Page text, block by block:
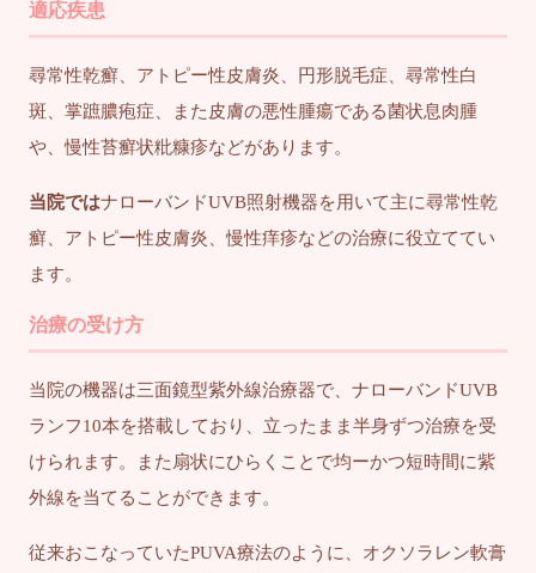
適応疾患
尋常性乾癬、アトピー性皮膚炎、円形脱毛症、尋常性白
斑、掌蹠膿疱症、また皮膚の悪性腫瘍である菌状息肉腫
や、慢性苔癬状粃糠疹などがあります。
当院ではナローバンドUVB照射機器を用いて主に尋常性乾
癬、アトピー性皮膚炎、慢性痒疹などの治療に役立ててい
ます。
治療の受け方
当院の機器は三面鏡型紫外線治療器で、ナローバンドUVB
ランフ10本を搭載しており、立ったまま半身ずつ治療を受
けられます。また扇状にひらくことで均ーかつ短時間に紫
外線を当てることができます。
従来おこなっていたPUVA療法のように、オクソラレン軟膏